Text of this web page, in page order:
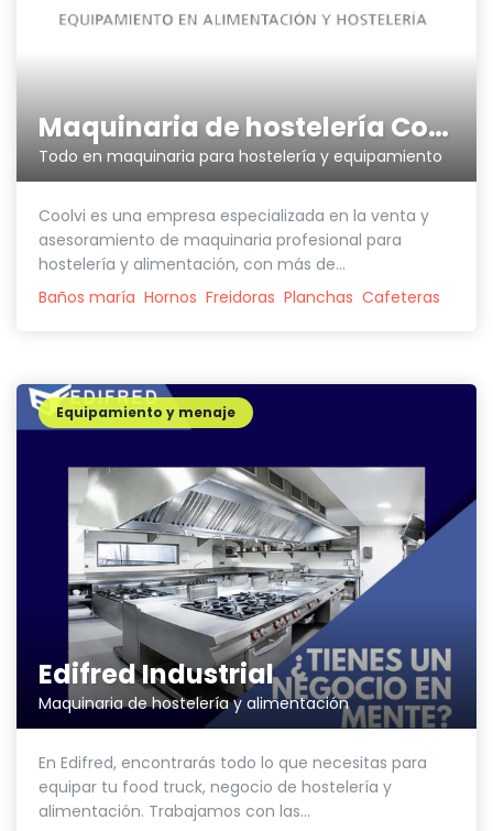
Maquinaria de hostelería Coolvi
Todo en maquinaria para hostelería y equipamiento
Coolvi es una empresa especializada en la venta y
asesoramiento de maquinaria profesional para
hostelería y alimentación, con más de...
Baños maría Hornos Freidoras Planchas Cafeteras
Edifred Industrial
Maquinaria de hostelería y alimentación
Equipamiento y menaje
En Edifred, encontrarás todo lo que necesitas para
equipar tu food truck, negocio de hostelería y
alimentación. Trabajamos con las...